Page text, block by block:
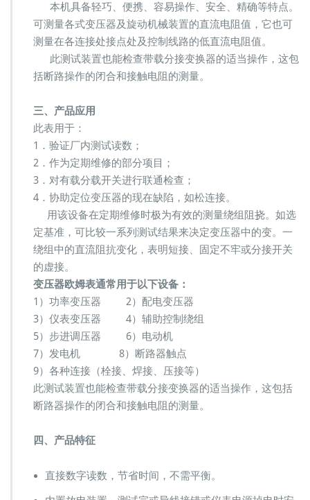
M
U
L
T
I
-
器
欧
姆
表
M
E
本机具备轻巧、便携、容易操作、安全、精确等特点。
可测量各式变压器及旋动机械装置的直流电阻值，它也可
测量在各连接处接点处及控制线路的低直流电阻值。
此测试装置也能检查带载分接变换器的适当操作，这包
括断路操作的闭合和接触电阻的测量。
三、产品应用
此表用于：
1．验证厂内测试读数；
2．作为定期维修的部分项目；
3．对有载分载开关进行联通检查；
4．协助定位变压器的现在缺陷，如松连接。
用该设备在定期维修时极为有效的测量绕组阻挠。如选
定基准，可比较一系列测试结果来决定变压器中的变。一
绕组中的直流阻抗变化，表明短接、固定不牢或分接开关
的虚接。
变压器欧姆表通常用于以下设备：
1）功率变压器 2）配电变压器
3）仪表变压器 4）辅助控制绕组
5）步进调压器 6）电动机
7）发电机 8）断路器触点
9）各种连接（栓接、焊接、压接等）
此测试装置也能检查带载分接变换器的适当操作，这包括
断路器操作的闭合和接触电阻的测量。
四、产品特征
直接数字读数，节省时间，不需平衡。